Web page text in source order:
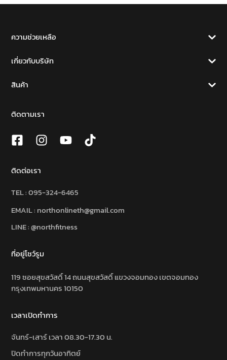
ความช่วยเหลือ
เกี่ยวกับบริษัท
สินค้า
ติดตามเรา
ติดต่อเรา
TEL :095-324-6465
EMAIL : northonlineth@gmail.com
LINE : @northfitness
ที่อยู่โชว์รูม
119 ซอยสุขสวัสดิ์ 14 ถนนสุขสวัสดิ์ แขวงจอมทอง เขตจอมทอง
กรุงเทพมหานคร 10150
เวลาเปิดทำการ
จันทร์-เสาร์ เวลา 08.30-17.30 น.
ปิดทำการทุกวันอาทิตย์